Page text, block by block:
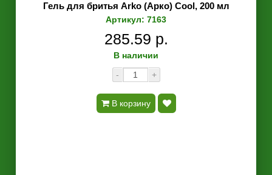
Гель для бритья Arko (Арко) Cool, 200 мл
Артикул: 7163
285.59 р.
В наличии
-
+
В корзину